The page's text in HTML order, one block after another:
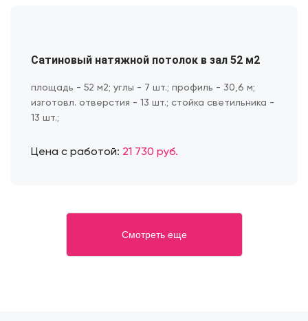
Сатиновый натяжной потолок в зал 52 м2
площадь - 52 м2; углы - 7 шт.; профиль - 30,6 м;
изготовл. отверстия - 13 шт.; стойка светильника -
13 шт.;
Цена с работой: 21 730 руб.
Смотреть еще